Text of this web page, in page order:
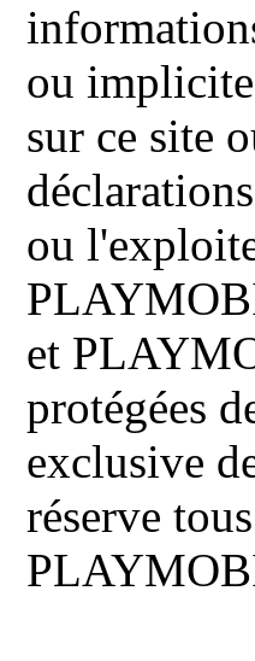
ou
sur ce site
ou
et
protégées
exclusive
réserve